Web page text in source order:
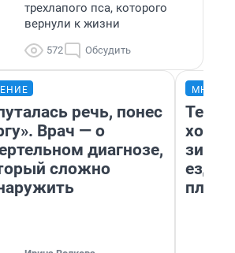
трехлапого пса, которого
вернули к жизни
572 Обсудить
речь, понес
Врач — о
диагнозе,
сложно
ездит